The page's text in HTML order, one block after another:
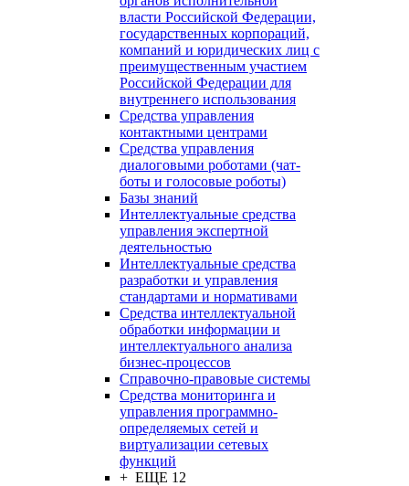
власти Российской Федерации,
государственных корпораций,
компаний и юридических лиц с
преимущественным участием
Российской Федерации для
внутреннего использования
Средства управления
контактными центрами
Средства управления
диалоговыми роботами (чат-
боты и голосовые роботы)
Базы знаний
Интеллектуальные средства
управления экспертной
деятельностью
Интеллектуальные средства
разработки и управления
стандартами и нормативами
Средства интеллектуальной
обработки информации и
интеллектуального анализа
бизнес-процессов
Справочно-правовые системы
Средства мониторинга и
управления программно-
определяемых сетей и
виртуализации сетевых
функций
+ ЕЩЕ 12